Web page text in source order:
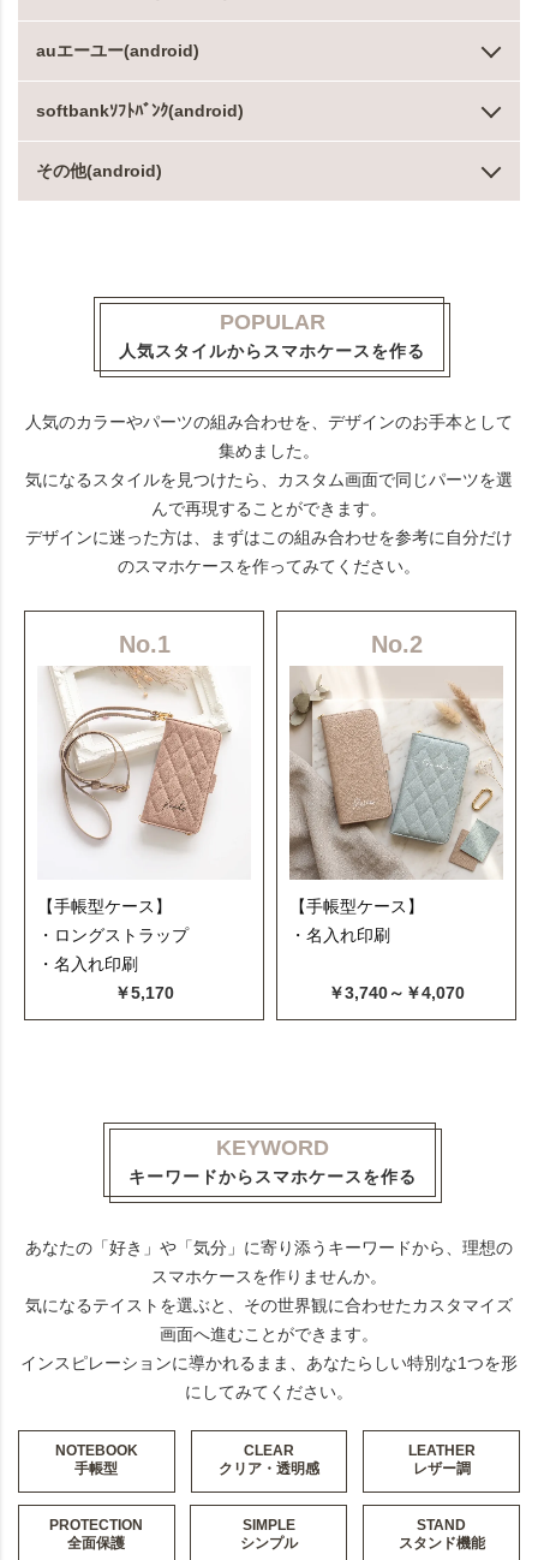
auエーユー(android)
softbankｿﾌﾄﾊﾞﾝｸ(android)
その他(android)
POPULAR
人気スタイルからスマホケースを作る
人気のカラーやパーツの組み合わせを、デザインのお手本として
集めました。
気になるスタイルを見つけたら、カスタム画面で同じパーツを選
んで再現することができます。
デザインに迷った方は、まずはこの組み合わせを参考に自分だけ
のスマホケースを作ってみてください。
No.1
【手帳型ケース】
・ロングストラップ
・名入れ印刷
￥5,170
No.2
【手帳型ケース】
・名入れ印刷
￥3,740～￥4,070
KEYWORD
キーワードからスマホケースを作る
あなたの「好き」や「気分」に寄り添うキーワードから、理想の
スマホケースを作りませんか。
気になるテイストを選ぶと、その世界観に合わせたカスタマイズ
画面へ進むことができます。
インスピレーションに導かれるまま、あなたらしい特別な1つを形
にしてみてください。
NOTEBOOK
手帳型
CLEAR
クリア・透明感
LEATHER
レザー調
PROTECTION
全面保護
SIMPLE
シンプル
STAND
スタンド機能